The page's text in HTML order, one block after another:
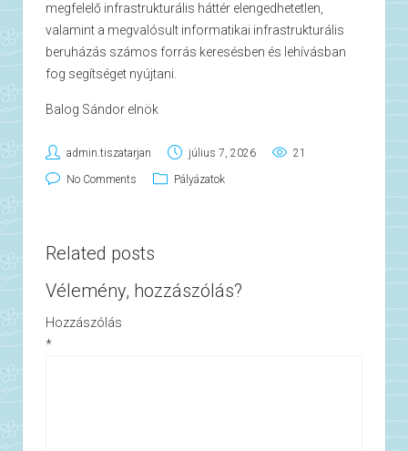
megfelelő infrastrukturális háttér elengedhetetlen,
valamint a megvalósult informatikai infrastrukturális
beruházás számos forrás keresésben és lehívásban
fog segítséget nyújtani.
Balog Sándor elnök
admin.tiszatarjan július 7, 2026 21
No Comments Pályázatok
Related posts
Vélemény, hozzászólás?
Hozzászólás
*